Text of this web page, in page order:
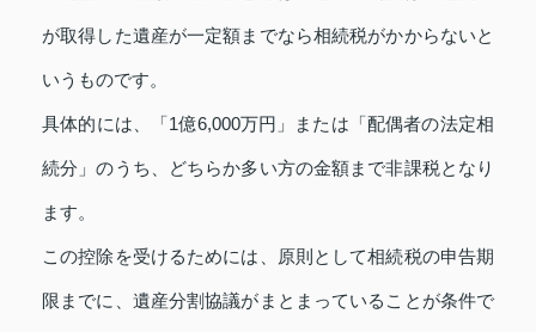
が取得した遺産が一定額までなら相続税がかからないと
いうものです。
具体的には、「1億6,000万円」または「配偶者の法定相
続分」のうち、どちらか多い方の金額まで非課税となり
ます。
この控除を受けるためには、原則として相続税の申告期
限までに、遺産分割協議がまとまっていることが条件で